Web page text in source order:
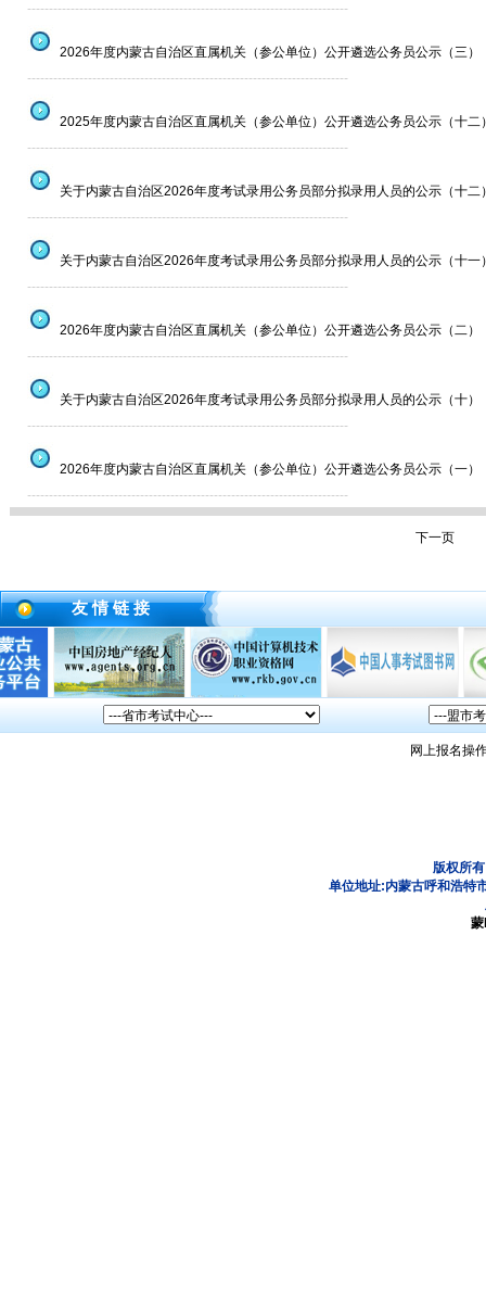
--------------------------------------------------------------------------
2026年度内蒙古自治区直属机关（参公单位）公开遴选公务员公示（三）
--------------------------------------------------------------------------
2025年度内蒙古自治区直属机关（参公单位）公开遴选公务员公示（十二
--------------------------------------------------------------------------
关于内蒙古自治区2026年度考试录用公务员部分拟录用人员的公示（十二
--------------------------------------------------------------------------
关于内蒙古自治区2026年度考试录用公务员部分拟录用人员的公示（十一
--------------------------------------------------------------------------
2026年度内蒙古自治区直属机关（参公单位）公开遴选公务员公示（二）
--------------------------------------------------------------------------
关于内蒙古自治区2026年度考试录用公务员部分拟录用人员的公示（十）
--------------------------------------------------------------------------
2026年度内蒙古自治区直属机关（参公单位）公开遴选公务员公示（一）
--------------------------------------------------------------------------
下一页
友 情 链 接
网上报名操
版权所
单位地址:内蒙古呼和浩特